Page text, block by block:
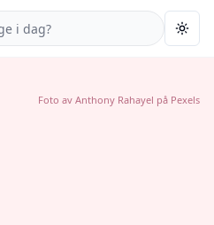
Foto av Anthony Rahayel på Pexels